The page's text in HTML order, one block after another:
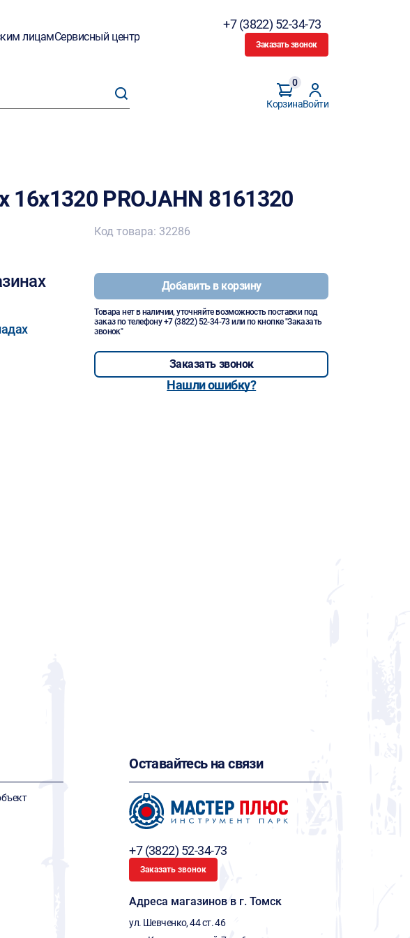
лицамСервисный центр
+7 (3822) 52-34-73
Заказать звонок
Корзина
0
Войти
16х1320 PROJAHN 8161320
Код товара: 32286
Добавить в корзину
Товара нет в наличии, уточняйте возможность поставки под
заказ по телефону+7 (3822) 52-34-73 или по кнопке "Заказать
звонок"
Заказать звонок
Нашли ошибку?
Оставайтесь на связи
+7 (3822) 52-34-73
Заказать звонок
Адреса магазинов в г. Томск
ул. Шевченко, 44 ст. 46